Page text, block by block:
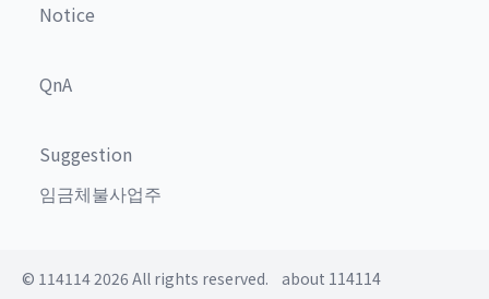
Notice
QnA
Suggestion
임금체불사업주
© 114114 2026 All rights reserved. about 114114